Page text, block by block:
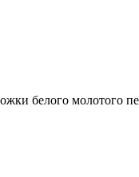
белого молотого